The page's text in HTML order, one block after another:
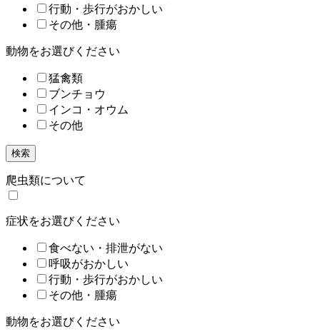
行動・歩行がおかしい
その他・腫瘍
動物をお選びください
猛禽類
ブンチョウ
インコ・オウム
その他
検索
爬虫類について
症状をお選びください
食べない・排泄がない
呼吸がおかしい
行動・歩行がおかしい
その他・腫瘍
動物をお選びください